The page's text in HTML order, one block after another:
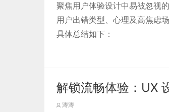
聚焦用户体验设计中易被忽视
用户出错类型、心理及高焦虑
具体总结如下：
解锁流畅体验：UX
涛涛